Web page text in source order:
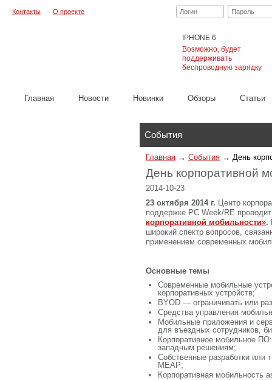
IPHONE 6
Возможно, будет
поддерживать
беспроводную зарядку
Логин Пароль
Контакты О проекте
Главная Новости Новинки Обзоры Cтатьи
События
Главная → События → День
День корпоративной
2014-10-23
23 октября 2014 г. Центр
поддержке PC Week/RE
корпоративной мобильности».
широкий спектр вопросов,
применением современных
Основные темы
Современные мобильные
корпоративных устройств;
BYOD — ограничивать или
Средства управления
Мобильные приложения и
для въездных сотрудников,
Корпоративное мобильное
западным решениям;
Собственные разработки или
MEAP;
Корпоративная мобильность